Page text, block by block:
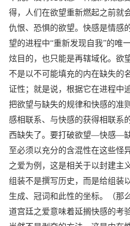
得，人们在欲望重新燃起之前就
仇恨、恐惧的欲望。快感是情感
望的进程中“重新发现自我”的唯
炫目的，也只能是再辖域化。欲
不是以不可能填充的内在缺失的
证性；就是说，根据它在进程中
把欲望与缺失的规律和快感的准
感相联系、与快感的获得相联系
西缺失了。要打破欲望—快感—
至必须以充分的含混性在这些怪
之爱为例，这是相关于以封建主
组装不是撰写历史，而是给组装
生成、冠词和此性的坐标。（那
道宫廷之爱意味着延搁快感的考